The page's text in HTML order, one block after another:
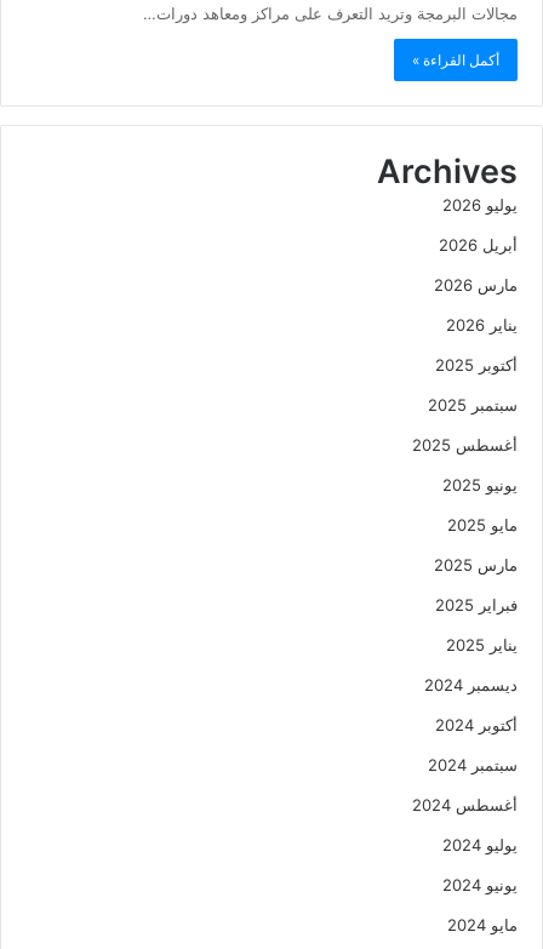
مجالات البرمجة وتريد التعرف على مراكز ومعاهد دورات…
أكمل القراءة »
Archives
يوليو 2026
أبريل 2026
مارس 2026
يناير 2026
أكتوبر 2025
سبتمبر 2025
أغسطس 2025
يونيو 2025
مايو 2025
مارس 2025
فبراير 2025
يناير 2025
ديسمبر 2024
أكتوبر 2024
سبتمبر 2024
أغسطس 2024
يوليو 2024
يونيو 2024
مايو 2024